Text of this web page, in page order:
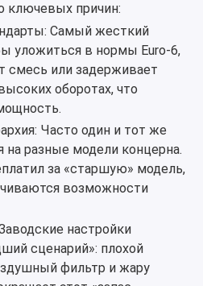
ключевых причин:
Самый жесткий
уложиться в нормы Euro-6,
смесь или задерживает
оборотах, что
Часто один и тот же
на разные модели концерна.
за «старшую» модель,
возможности
настройки
сценарий»: плохой
фильтр и жару